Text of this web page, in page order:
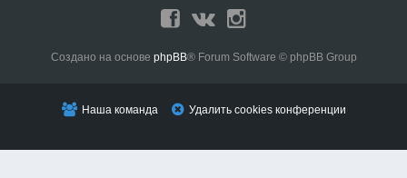
Создано на основе phpBB® Forum Software © phpBB Group
Наша команда Удалить cookies конференции